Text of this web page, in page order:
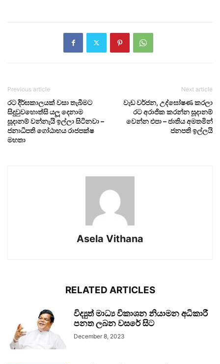
Previous article
රට දීර්ඝකාලයක් වසා තැබීමට
සිදුවුවහොත්සි යලූ‍ දෙනාම
සූදානම් වන්නැයි ඉල්ලා සිටිනවා –
ජනාධිපති ගෝඨාභය රාජපක්ෂ
මහතා
Next article
වැඩ වර්ජන, උද්ඝෝෂණ කරලා
රට අරාජික කරන්න සූදානම්
වෙන්න එපා – ජාතිය අමතමින්
ජනපති ඉල්ලයි
Asela Vithana
RELATED ARTICLES
විද්‍යුත් මාධ්‍ය විකාශන නියාමන අධිකාරී
පනත ලබන වසරේ සිට
December 8, 2023